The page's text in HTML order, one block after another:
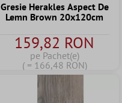
Gresie Herakles Aspect De
Lemn Brown 20x120cm
159,82 RON
pe Pachet(e)
( = 166,48 RON)